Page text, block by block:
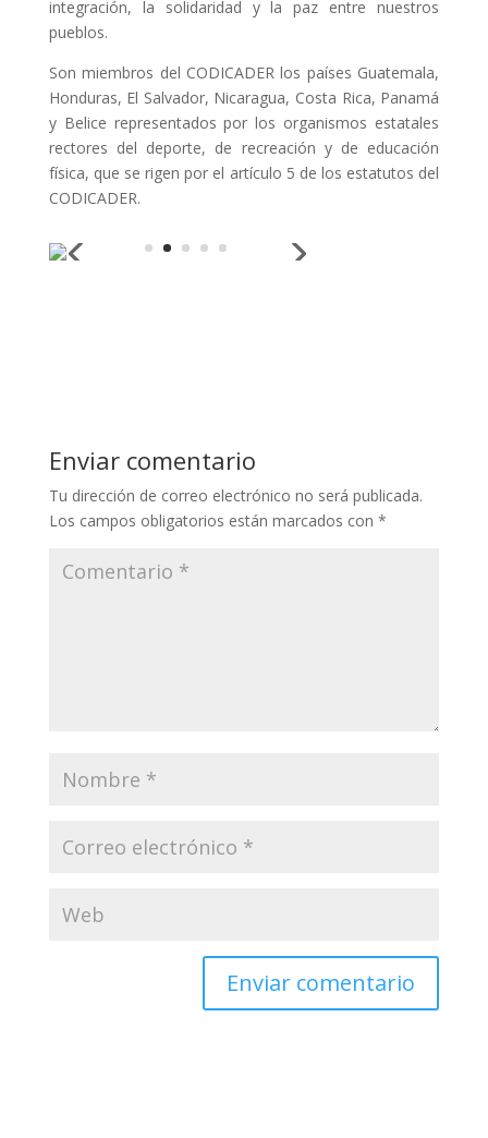
integración, la solidaridad y la paz entre nuestros
pueblos.
Son miembros del CODICADER los países Guatemala,
Honduras, El Salvador, Nicaragua, Costa Rica, Panamá
y Belice representados por los organismos estatales
rectores del deporte, de recreación y de educación
física, que se rigen por el artículo 5 de los estatutos del
CODICADER.
Enviar comentario
Tu dirección de correo electrónico no será publicada.
Los campos obligatorios están marcados con *